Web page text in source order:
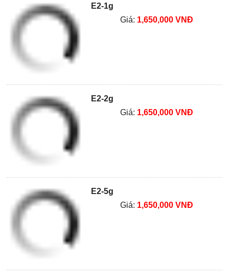
E2-1g
Giá: 1,650,000 VNĐ
E2-2g
Giá: 1,650,000 VNĐ
E2-5g
Giá: 1,650,000 VNĐ